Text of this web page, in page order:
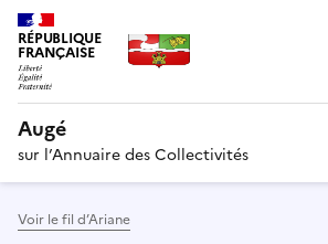
RÉPUBLIQUE
FRANÇAISE
Augé
sur l’Annuaire des Collectivités
Voir le fil d’Ariane